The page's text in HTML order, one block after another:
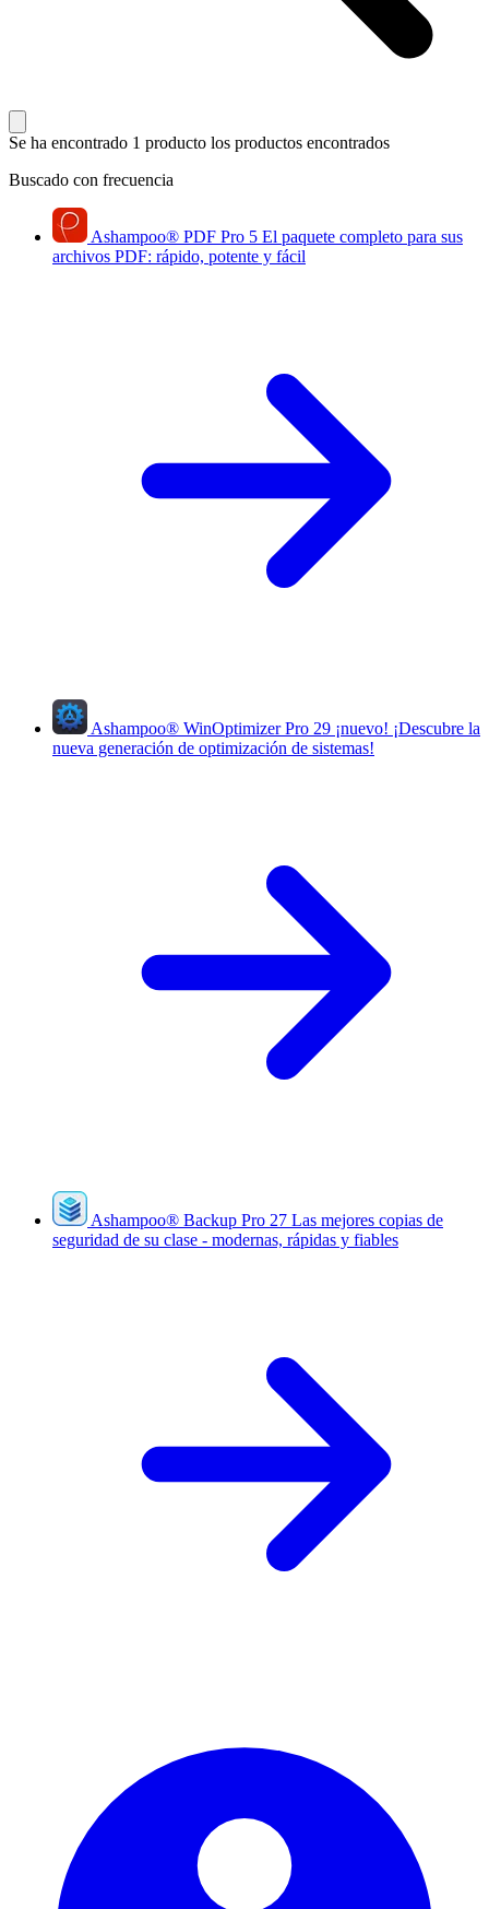
Se ha encontrado 1 producto los productos encontrados
Buscado con frecuencia
Ashampoo® PDF Pro 5 El paquete completo para sus
archivos PDF: rápido, potente y fácil
Ashampoo® WinOptimizer Pro 29 ¡nuevo! ¡Descubre la
nueva generación de optimización de sistemas!
Ashampoo® Backup Pro 27 Las mejores copias de
seguridad de su clase - modernas, rápidas y fiables